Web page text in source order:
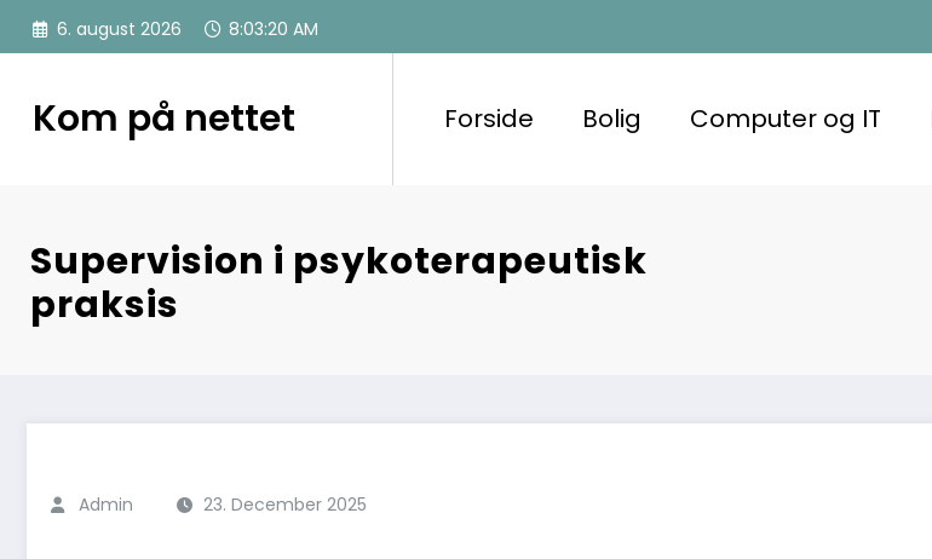
Videre
6. august 2026 8:03:20 AM
Kom på nettet Forside Bolig Computer og IT
Supervision i psykoterapeutisk
praksis
Admin 23. December 2025